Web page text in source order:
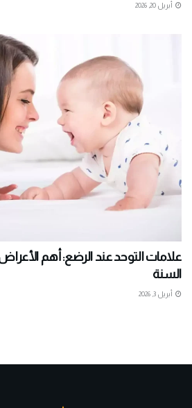
أبريل 20, 2026
علامات التوحد عند الرضع: أهم
السنة
أبريل 3, 2026